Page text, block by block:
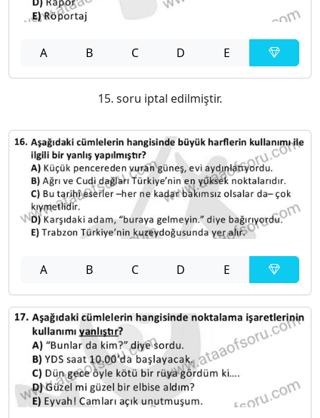
A B C D E
15. soru iptal edilmiştir.
A B C D E